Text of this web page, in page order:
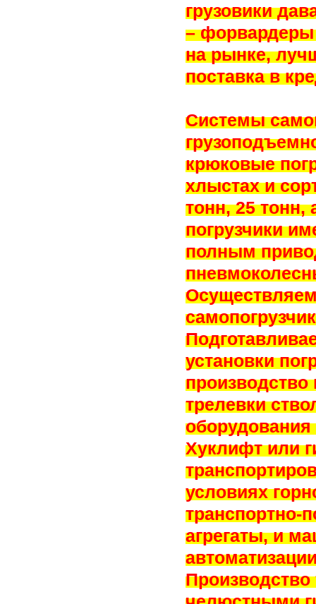
грузовики
– форвардеры
на рынке,
поставка в
Системы
крюковые
хлыстах и
тонн, 25
погрузчики
полным
установки
трелевки
Хуклифт или
условиях
транспортно-
агрегаты, и
Производство